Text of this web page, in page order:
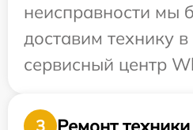
неисправности мы
доставим технику в
сервисный центр
3